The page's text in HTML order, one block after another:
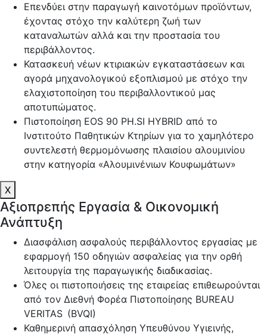
Επενδύει στην παραγωγή καινοτόμων προϊόντων,
έχοντας στόχο την καλύτερη ζωή των
καταναλωτών αλλά και την προστασία του
περιβάλλοντος.
Κατασκευή νέων κτιριακών εγκαταστάσεων και
αγορά μηχανολογικού εξοπλισμού με στόχο την
ελαχιστοποίηση του περιβαλλοντικού μας
αποτυπώματος.
Πιστοποίηση EOS 90 PH.SI HYBRID από το
Ινστιτούτο Παθητικών Κτηρίων για το χαμηλότερο
συντελεστή θερμομόνωσης πλαισίου αλουμινίου
στην κατηγορία «Αλουμινένιων Κουφωμάτων»
X
Αξιοπρεπής Εργασία & Οικονομική
Ανάπτυξη
Διασφάλιση ασφαλούς περιβάλλοντος εργασίας με
εφαρμογή 150 οδηγιών ασφαλείας για την ορθή
λειτουργία της παραγωγικής διαδικασίας.
Όλες οι πιστοποιήσεις της εταιρείας επιθεωρούνται
από τον Διεθνή Φορέα Πιστοποίησης BUREAU
VERITAS (BVQI)
Καθημερινή απασχόληση Υπευθύνου Υγιεινής,